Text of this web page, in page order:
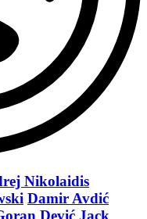
Nikolaidis
Damir Avdić
Dević Jack